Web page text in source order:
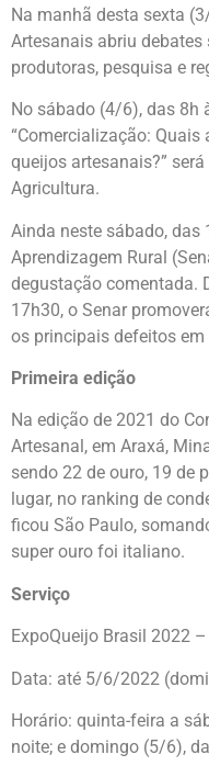
Na manhã desta sexta
Artesanais abriu
produtoras, pesquisa e
No sábado (4/6), das 8h
“Comercialização:
queijos artesanais?”
Agricultura.
Ainda neste sábado, das
Aprendizagem Rural
degustação comentada.
17h30, o Senar
os principais defeitos
Primeira edição
Na edição de 2021 do
Artesanal, em Araxá,
sendo 22 de ouro, 19 de
lugar, no ranking de
ficou São Paulo,
super ouro foi italiano.
Serviço
ExpoQueijo Brasil 2022
Data: até 5/6/2022
Horário: quinta-feira a
noite; e domingo (5/6),